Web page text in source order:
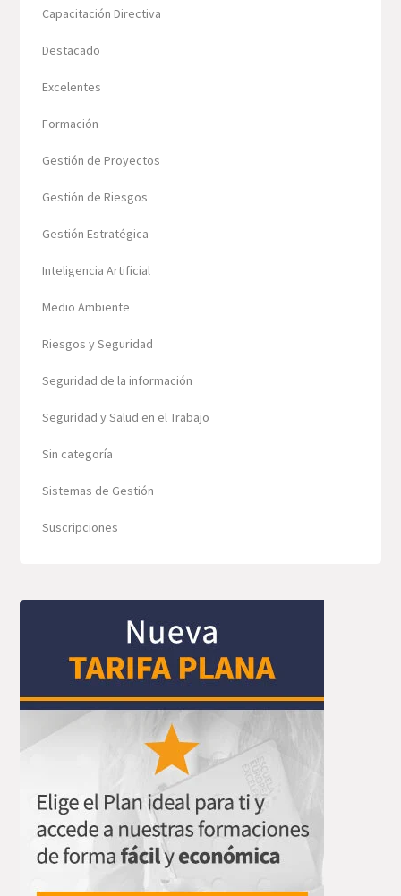
Capacitación Directiva
Destacado
Excelentes
Formación
Gestión de Proyectos
Gestión de Riesgos
Gestión Estratégica
Inteligencia Artificial
Medio Ambiente
Riesgos y Seguridad
Seguridad de la información
Seguridad y Salud en el Trabajo
Sin categoría
Sistemas de Gestión
Suscripciones